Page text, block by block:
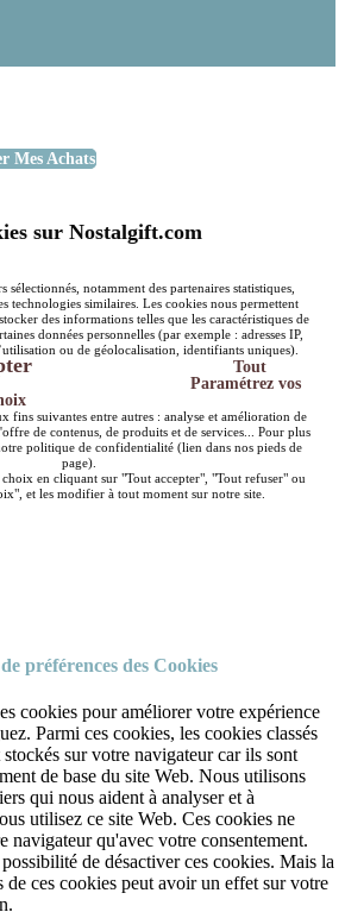
Mes Achats
sur Nostalgift.com
sélectionnés, notamment des partenaires statistiques,
technologies similaires. Les cookies nous permettent
des informations telles que les caractéristiques de
données personnelles (par exemple : adresses IP,
ou de géolocalisation, identifiants uniques).
Tout
Paramétrez vos
fins suivantes entre autres : analyse et amélioration de
de contenus, de produits et de services... Pour plus
politique de confidentialité (lien dans nos pieds de
page).
en cliquant sur "Tout accepter", "Tout refuser" ou
et les modifier à tout moment sur notre site.
préférences des Cookies
cookies pour améliorer votre expérience
Parmi ces cookies, les cookies classés
stockés sur votre navigateur car ils sont
de base du site Web. Nous utilisons
qui nous aident à analyser et à
utilisez ce site Web. Ces cookies ne
navigateur qu'avec votre consentement.
de désactiver ces cookies. Mais la
de ces cookies peut avoir un effet sur votre